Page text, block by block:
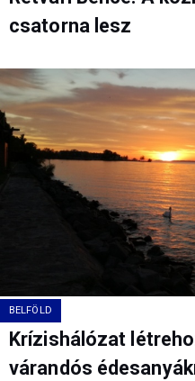
csatorna lesz
BELFÖLD
Krízishálózat
várandós